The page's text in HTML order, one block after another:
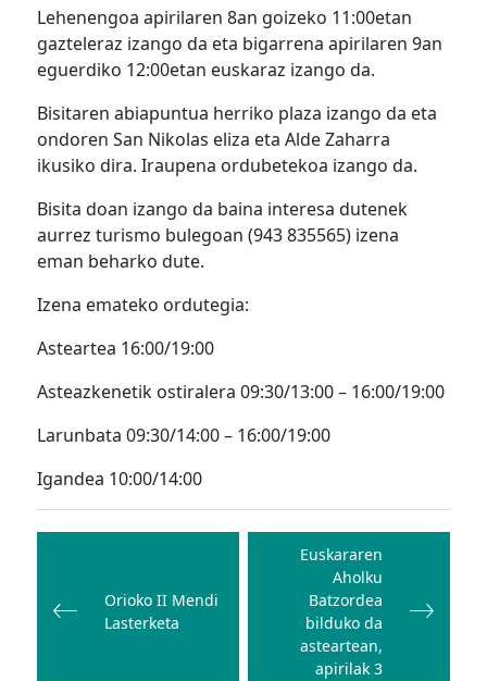
Lehenengoa apirilaren 8an goizeko 11:00etan
gazteleraz izango da eta bigarrena apirilaren 9an
eguerdiko 12:00etan euskaraz izango da.
Bisitaren abiapuntua herriko plaza izango da eta
ondoren San Nikolas eliza eta Alde Zaharra
ikusiko dira. Iraupena ordubetekoa izango da.
Bisita doan izango da baina interesa dutenek
aurrez turismo bulegoan (943 835565) izena
eman beharko dute.
Izena emateko ordutegia:
Asteartea 16:00/19:00
Asteazkenetik ostiralera 09:30/13:00 – 16:00/19:00
Larunbata 09:30/14:00 – 16:00/19:00
Igandea 10:00/14:00
Bidalketetan
nabigatuOrioko II Mendi
Lasterketa
Euskararen
Aholku
Batzordea
bilduko da
asteartean,
apirilak 3